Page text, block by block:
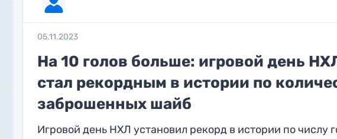
05.11.2023
На 10 голов больше: игровой день
стал рекордным в истории по
заброшенных шайб
Игровой день НХЛ установил рекорд в истории по числу